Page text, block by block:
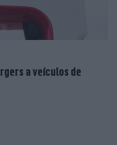
a veículos de